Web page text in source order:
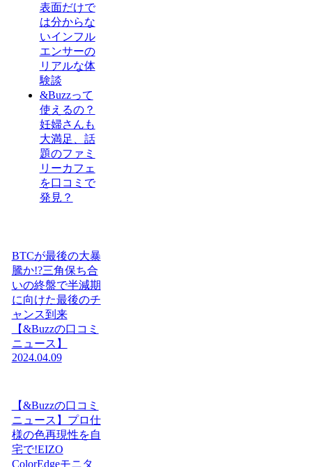
表面だけで
は分からな
いインフル
エンサーの
リアルな体
験談
&Buzzって
使えるの？
妊婦さんも
大満足、話
題のファミ
リーカフェ
を口コミで
発見？
BTCが最後の大暴
騰か!?三角保ち合
いの終盤で半減期
に向けた最後のチ
ャンス到来
【&Buzzの口コミ
ニュース】
2024.04.09
【&Buzzの口コミ
ニュース】プロ仕
様の色再現性を自
宅で!EIZO
ColorEdgeモニタ